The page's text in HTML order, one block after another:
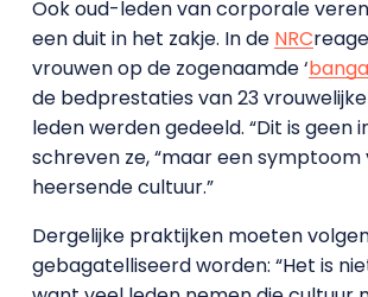
Ook oud-leden van corporale
een duit in het zakje. In de NRC
vrouwen op de zogenaamde ‘
de bedprestaties van 23
leden werden gedeeld. “Dit is geen
schreven ze, “maar een symptoom
heersende cultuur.”
Dergelijke praktijken moeten
gebagatelliseerd worden: “Het is